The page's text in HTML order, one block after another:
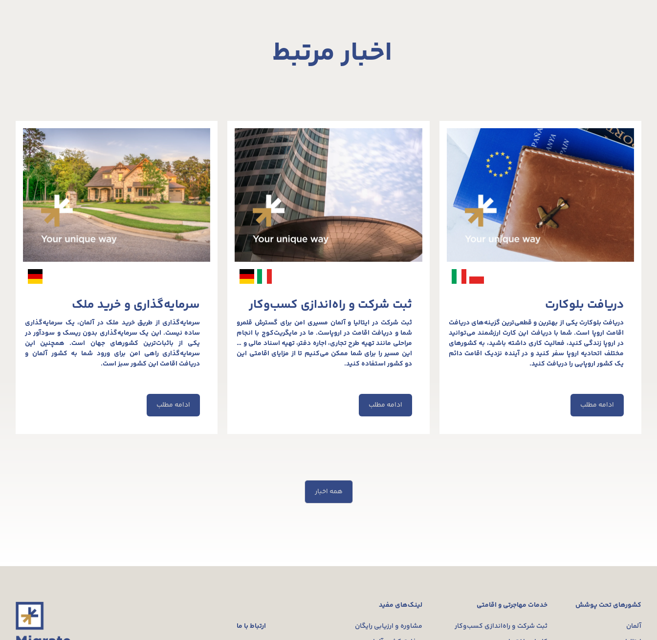
اخبار مرتبط
دریافت بلوکارت
دریافت بلوکارت یکی از بهترین و قطعی‌ترین گزینه‌های دریافت
اقامت اروپا است. شما با دریافت این کارت ارزشمند می‌توانید
در اروپا زندگی کنید، فعالیت کاری داشته باشید، به کشورهای
مختلف اتحادیه اروپا سفر کنید و در آینده نزدیک اقامت دائم
یک کشور اروپایی را دریافت کنید.
ادامه مطلب
ثبت شرکت و راه‌اندازی کسب‌وکار
ثبت شرکت در ایتالیا و آلمان مسیری امن برای گسترش قلمرو
شما و دریافت اقامت در اروپاست. ما در مایگریت‌کوچ با انجام
مراحلی مانند تهیه طرح تجاری، اجاره دفتر، تهیه اسناد مالی و …
این مسیر را برای شما ممکن می‌کنیم تا از مزایای اقامتی این
دو کشور استفاده کنید.
ادامه مطلب
سرمایه‌گذاری و خرید ملک
سرمایه‌گذاری از طریق خرید ملک در آلمان، یک سرمایه‌گذاری
ساده نیست. این یک سرمایه‌گذاری بدون ریسک و سودآور در
یکی از باثبات‌ترین کشورهای جهان است. همچنین این
سرمایه‌گذاری راهی امن برای ورود شما به کشور آلمان و
دریافت اقامت این کشور سبز است.
ادامه مطلب
همه اخبار
کشورهای تحت پوشش
آلمان
خدمات مهاجرتی و اقامتی
ثبت شرکت و راه‌اندازی کسب‌وکار
لینک‌های مفید
مشاوره و ارزیابی رایگان
ارتباط با ما